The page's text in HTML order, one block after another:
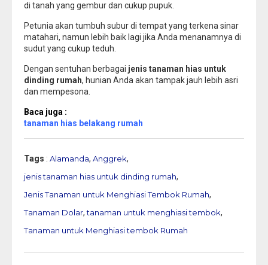
di tanah yang gembur dan cukup pupuk.
Petunia akan tumbuh subur di tempat yang terkena sinar
matahari, namun lebih baik lagi jika Anda menanamnya di
sudut yang cukup teduh.
Dengan sentuhan berbagai jenis tanaman hias untuk
dinding rumah, hunian Anda akan tampak jauh lebih asri
dan mempesona.
Baca juga :
tanaman hias belakang rumah
Tags : Alamanda, Anggrek,
jenis tanaman hias untuk dinding rumah,
Jenis Tanaman untuk Menghiasi Tembok Rumah,
Tanaman Dolar,tanaman untuk menghiasi tembok,
Tanaman untuk Menghiasi tembok Rumah